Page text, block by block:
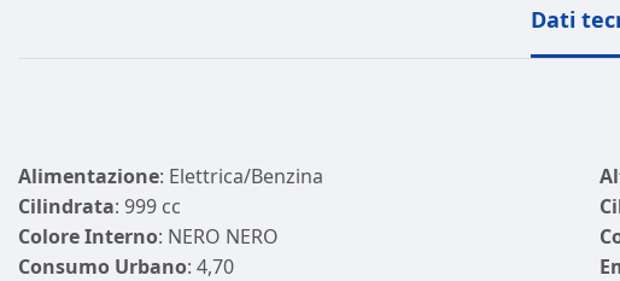
Dati
Alimentazione: Elettrica/Benzina
Cilindrata: 999 cc
Colore Interno: NERO NERO
Consumo Urbano: 4,70